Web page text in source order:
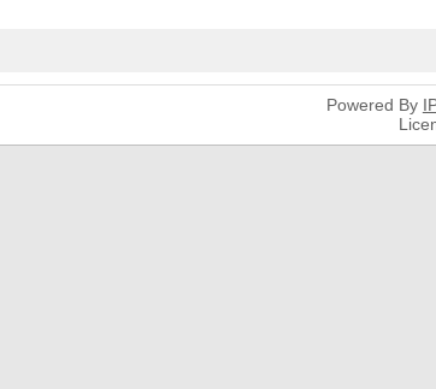
Powered By